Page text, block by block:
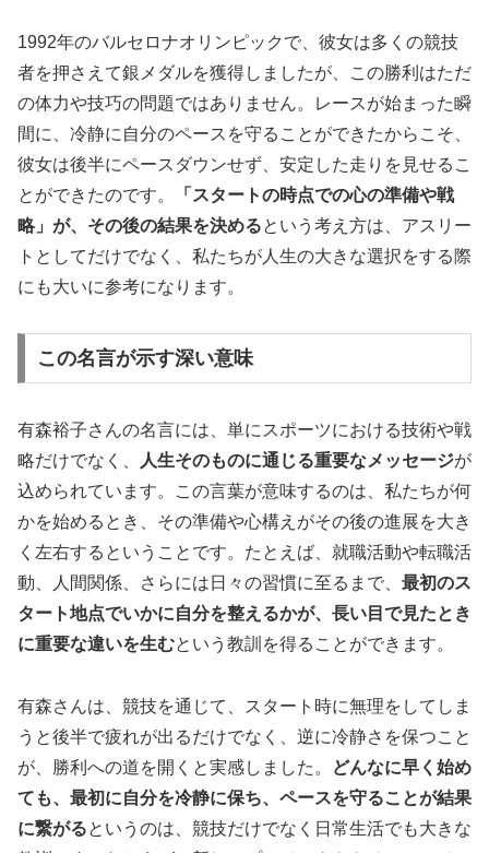
1992年のバルセロナオリンピックで、彼女は多くの競技
者を押さえて銀メダルを獲得しましたが、この勝利はただ
の体力や技巧の問題ではありません。レースが始まった瞬
間に、冷静に自分のペースを守ることができたからこそ、
彼女は後半にペースダウンせず、安定した走りを見せるこ
とができたのです。
「スタートの時点での心の準備や戦
略」が、その後の結果を決めるという考え方は、アスリー
トとしてだけでなく、私たちが人生の大きな選択をする際
にも大いに参考になります。
この名言が示す深い意味
有森裕子さんの名言には、単にスポーツにおける技術や戦
略だけでなく、
人生そのものに通じる重要なメッセージが
込められています。この言葉が意味するのは、私たちが何
かを始めるとき、その準備や心構えがその後の進展を大き
く左右するということです。たとえば、就職活動や転職活
動、人間関係、さらには日々の習慣に至るまで、 最初のス
タート地点でいかに自分を整えるかが、長い目で見たとき
に重要な違いを生むという教訓を得ることができます。
有森さんは、競技を通じて、スタート時に無理をしてしま
うと後半で疲れが出るだけでなく、逆に冷静さを保つこと
が、勝利への道を開くと実感しました。
どんなに早く始め
ても、最初に自分を冷静に保ち、ペースを守ることが結果
に繋がるというのは、競技だけでなく日常生活でも大きな